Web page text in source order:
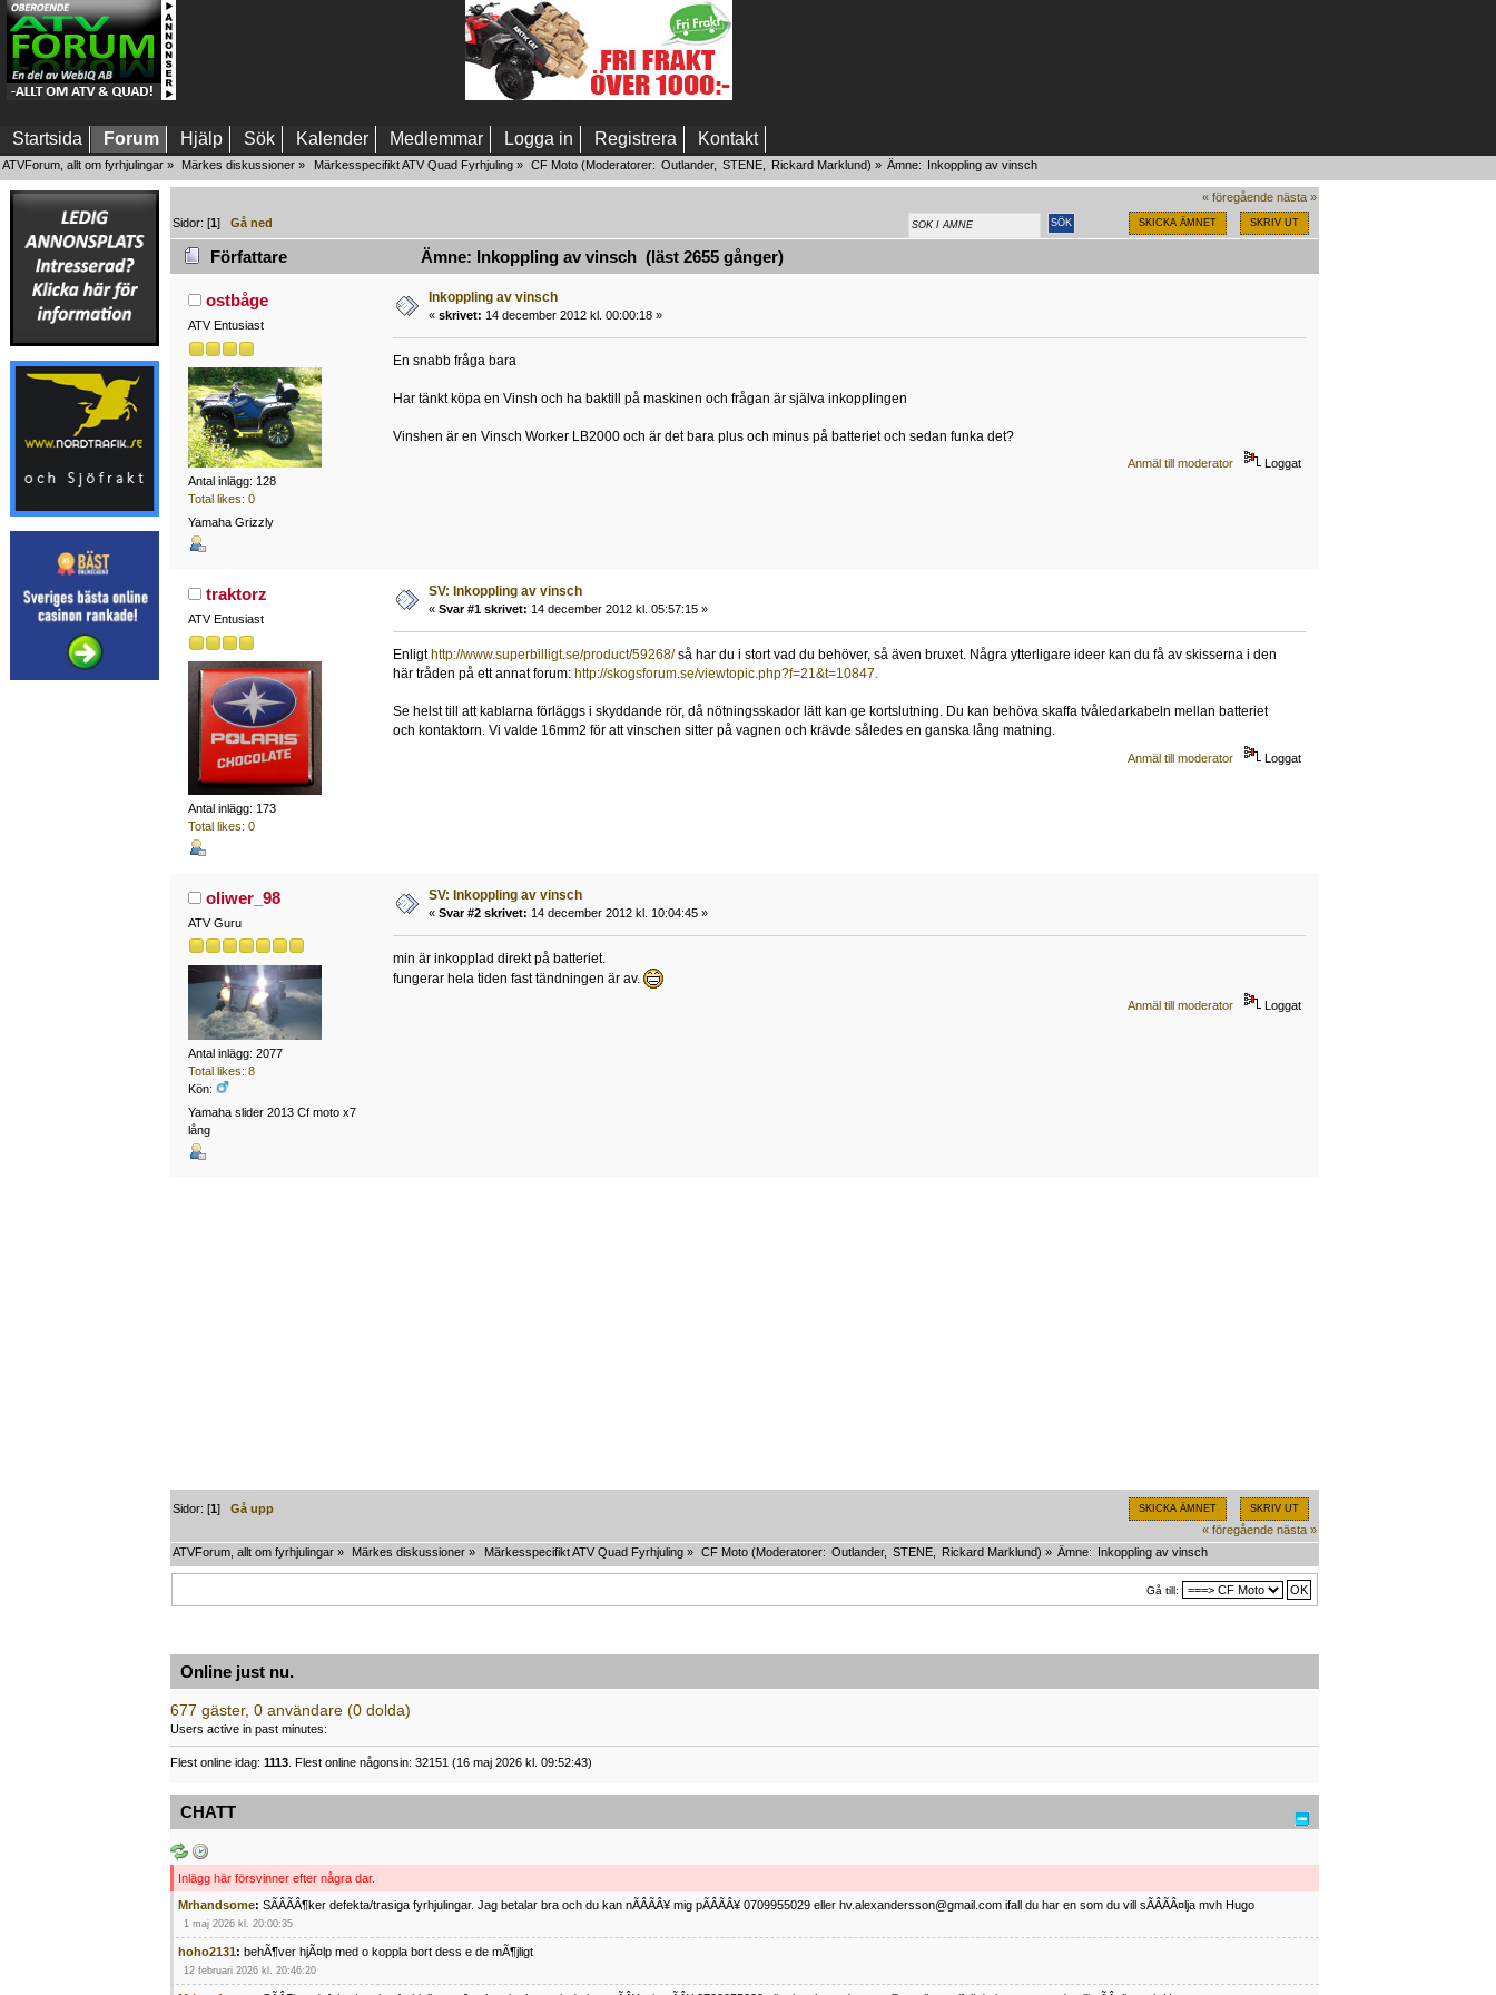
Startsida Forum Hjälp Sök Kalender Medlemmar Logga in Registrera Kontakt
ATVForum, allt om fyrhjulingar » Märkes diskussioner » Märkesspecifikt ATV Quad Fyrhjuling» CF Moto(Moderatorer: Outlander, STENE, Rickard Marklund) » Ämne: Inkoppling av vinsch
« föregående nästa »
SKICKA ÄMNET SKRIV UT
Sidor: [1]Gå ned
Författare Ämne: Inkoppling av vinsch (läst 2655 gånger)
ostbåge
ATV Entusiast
Antal inlägg: 128
Total likes: 0
Yamaha Grizzly
Inkoppling av vinsch
« skrivet: 14 december 2012 kl. 00:00:18 »
En snabb fråga bara
Har tänkt köpa en Vinsh och ha baktill på maskinen och frågan är själva inkopplingen
Vinshen är en Vinsch Worker LB2000 och är det bara plus och minus på batteriet och sedan funka det?
Anmäl till moderator Loggat
traktorz
ATV Entusiast
Antal inlägg: 173
Total likes: 0
SV: Inkoppling av vinsch
« Svar #1 skrivet: 14 december 2012 kl. 05:57:15 »
Enligt http://www.superbilligt.se/product/59268/så har du i stort vad du behöver, så även bruxet. Några ytterligare ideer kan du få av skisserna i den
här tråden på ett annat forum: http://skogsforum.se/viewtopic.php?f=21&t=10847.
Se helst till att kablarna förläggs i skyddande rör, då nötningsskador lätt kan ge kortslutning. Du kan behöva skaffa tvåledarkabeln mellan batteriet
och kontaktorn. Vi valde 16mm2 för att vinschen sitter på vagnen och krävde således en ganska lång matning.
Anmäl till moderator Loggat
oliwer_98
ATV Guru
Antal inlägg: 2077
Total likes: 8
Kön:
Yamaha slider 2013 Cf moto x7
lång
SV: Inkoppling av vinsch
« Svar #2 skrivet: 14 december 2012 kl. 10:04:45 »
min är inkopplad direkt på batteriet.
fungerar hela tiden fast tändningen är av.
Anmäl till moderator Loggat
SKICKA ÄMNET SKRIV UT
Sidor: [1]Gå upp
« föregående nästa »
ATVForum, allt om fyrhjulingar » Märkes diskussioner » Märkesspecifikt ATV Quad Fyrhjuling» CF Moto(Moderatorer: Outlander, STENE, Rickard Marklund) » Ämne: Inkoppling av vinsch
Gå till:
Online just nu.
677 gäster, 0 användare (0 dolda)
Users active in past minutes:
Flest online idag: 1113 . Flest online någonsin: 32151 (16 maj 2026 kl. 09:52:43)
CHATT
Inlägg här försvinner efter några dar.
Mrhandsome: SÃÂÃÂ¶ker defekta/trasiga fyrhjulingar. Jag betalar bra och du kan nÃÂÃÂ¥ mig pÃÂÃÂ¥ 0709955029 eller hv.alexandersson@gmail.com ifall du har en som du vill sÃÂÃÂ¤lja mvh Hugo
1 maj 2026 kl. 20:00:35
hoho2131: behÃ¶ver hjÃ¤lp med o koppla bort dess e de mÃ¶jligt
12 februari 2026 kl. 20:46:20